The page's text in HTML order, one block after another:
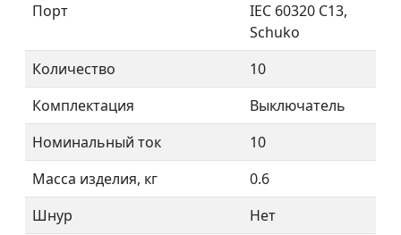
Порт
IEC 60320 C13,
Schuko
Количество
10
Комплектация
Выключатель
Номинальный ток
10
Масса изделия, кг
0.6
Шнур
Нет